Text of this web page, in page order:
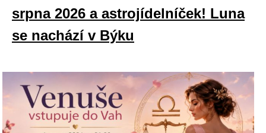
srpna 2026 a astrojídelníček! Luna
se nachází v Býku